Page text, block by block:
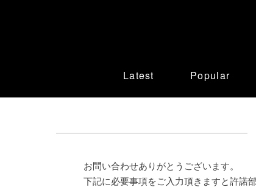
Latest Popular
お問い合わせありがとうございます。
下記に必要事項をご入力頂きますと許諾